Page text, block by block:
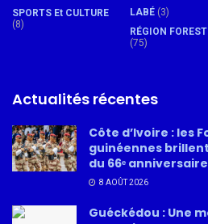
SPORTS Et CULTURE
(8)
LABÉ (3)
RÉGION
(75)
Actualités récentes
Côte d’Ivoire : les
guinéennes
du 66ᵉ
8 AOÛT 2026
Guéckédou : Une